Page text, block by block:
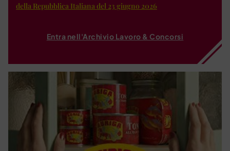
della Repubblica Italiana del 23 giugno 2026
Entra nell'Archivio Lavoro & Concorsi